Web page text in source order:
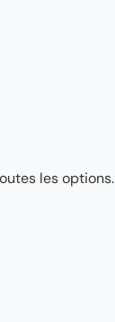
les options.